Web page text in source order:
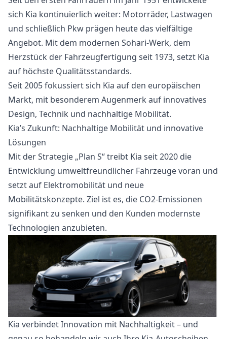
sich Kia kontinuierlich weiter: Motorräder, Lastwagen
und schließlich Pkw prägen heute das vielfältige
Angebot. Mit dem modernen Sohari-Werk, dem
Herzstück der Fahrzeugfertigung seit 1973, setzt Kia
auf höchste Qualitätsstandards.
Seit 2005 fokussiert sich Kia auf den europäischen
Markt, mit besonderem Augenmerk auf innovatives
Design, Technik und nachhaltige Mobilität.
Kia’s Zukunft: Nachhaltige Mobilität und innovative
Lösungen
Mit der Strategie „Plan S“ treibt Kia seit 2020 die
Entwicklung umweltfreundlicher Fahrzeuge voran und
setzt auf Elektromobilität und neue
Mobilitätskonzepte. Ziel ist es, die CO2-Emissionen
signifikant zu senken und den Kunden modernste
Technologien anzubieten.
Kia verbindet Innovation mit Nachhaltigkeit – und